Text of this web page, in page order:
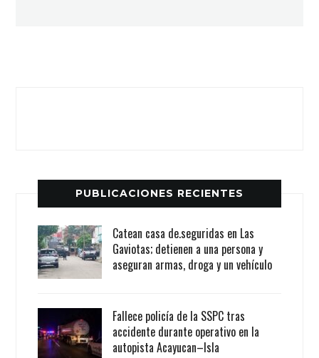
PUBLICACIONES RECIENTES
Catean casa de.seguridas en Las
Gaviotas; detienen a una persona y
aseguran armas, droga y un vehículo
Fallece policía de la SSPC tras
accidente durante operativo en la
autopista Acayucan–Isla